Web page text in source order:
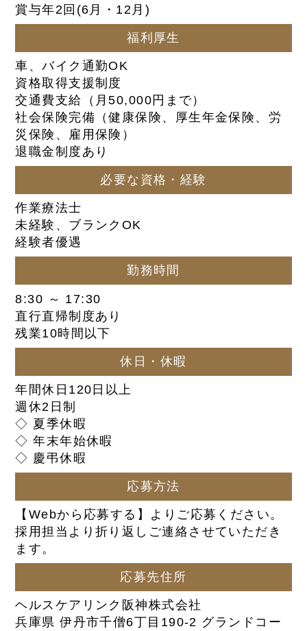
賞与年2回(6月・12月)
福利厚生
車、バイク通勤OK
資格取得支援制度
交通費支給（月50,000円まで）
社会保険完備（健康保険、厚生年金保険、労
災保険、雇用保険）
退職金制度あり
必要な資格・経験
作業療法士
未経験、ブランクOK
経験者優遇
勤務時間
8:30 ～ 17:30
直行直帰制度あり
残業10時間以下
休日・休暇
年間休日120日以上
週休2日制
◇ 夏季休暇
◇ 年末年始休暇
◇ 慶弔休暇
応募方法
【Webから応募する】よりご応募ください。
採用担当より折り返しご連絡させていただき
ます。
応募先住所
ヘルスケアリンク阪神株式会社
兵庫県 伊丹市千僧6丁目190-2 グランドコー